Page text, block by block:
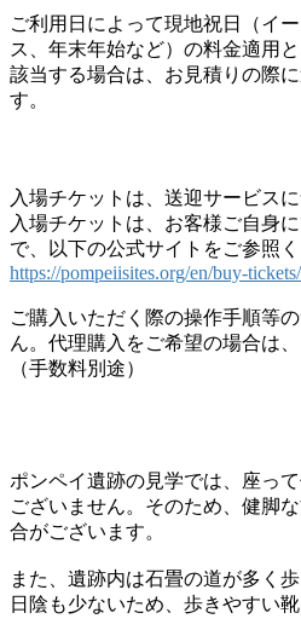
ご利用日によって現地祝日（イ
ス、年末年始など）の料金適用
該当する場合は、お見積りの際
す。
入場チケットは、送迎サービス
入場チケットは、お客様ご自身
で、以下の公式サイトをご参照く
https://pompeiisites.org/en/buy-tickets/
ご購入いただく際の操作手順等
ん。代理購入をご希望の場合は
（手数料別途）
ポンペイ遺跡の見学では、座っ
ございません。そのため、健脚
合がございます。
また、遺跡内は石畳の道が多く
日陰も少ないため、歩きやすい